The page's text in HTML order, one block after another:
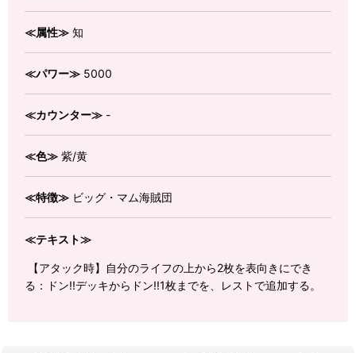
≪属性≫ 知
≪パワー≫ 5000
≪カウンター≫ -
≪色≫ 紫/黄
≪特徴≫ ビッグ・マム海賊団
≪テキスト≫
【アタック時】自分のライフの上から2枚を表向きにでき
る：ドン!!デッキからドン!!1枚までを、レストで追加する。